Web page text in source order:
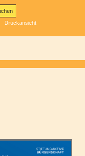
Druckansicht